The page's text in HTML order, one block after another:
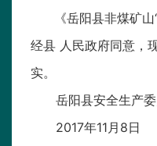
《岳阳县非煤矿山“
经县 人民政府同意，
实。
岳阳县安全生产
2017年11月8日